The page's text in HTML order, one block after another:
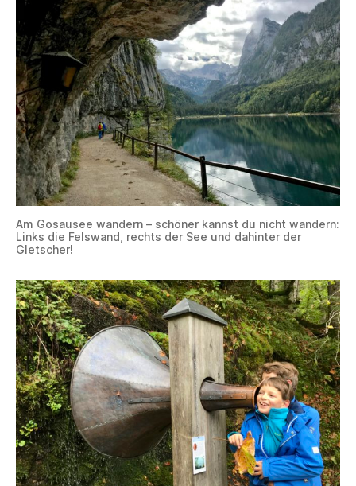
Am Gosausee wandern – schöner kannst du nicht wandern:
Links die Felswand, rechts der See und dahinter der
Gletscher!